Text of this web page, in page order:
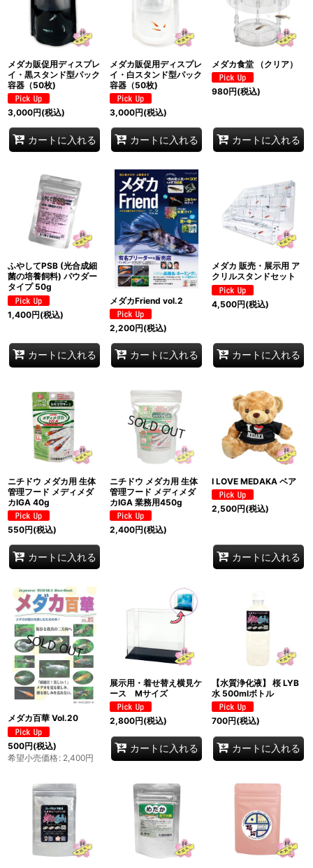
メダカ販促用ディスプレ
イ・黒スタンド型パック
容器（50枚)
3,000円(税込)
カートに入れる
メダカ販促用ディスプレ
イ・白スタンド型パック
容器（50枚)
3,000円(税込)
カートに入れる
メダカ食堂 （クリア）
980円(税込)
カートに入れる
ふやしてPSB (光合成細
菌の培養飼料) パウダー
タイプ 50g
1,400円(税込)
カートに入れる
メダカFriend vol.2
2,200円(税込)
カートに入れる
メダカ 販売・展示用 ア
クリルスタンドセット
4,500円(税込)
カートに入れる
ニチドウ メダカ用 生体
管理フード メディメダ
カIGA 40g
550円(税込)
カートに入れる
ニチドウ メダカ用 生体
管理フード メディメダ
カIGA 業務用450g
2,400円(税込)
I LOVE MEDAKA ベア
2,500円(税込)
カートに入れる
メダカ百華 Vol.20
500円(税込)
希望小売価格: 2,400円
展示用・着せ替え横見ケ
ース Mサイズ
2,800円(税込)
カートに入れる
【水質浄化液】 桜 LYB
水 500mlボトル
700円(税込)
カートに入れる